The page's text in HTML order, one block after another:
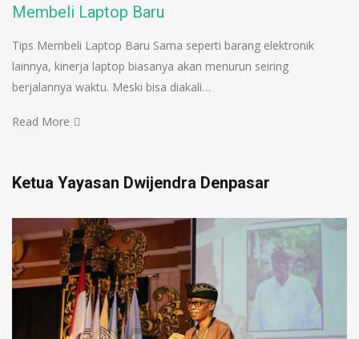
Membeli Laptop Baru
Tips Membeli Laptop Baru Sama seperti barang elektronik
lainnya, kinerja laptop biasanya akan menurun seiring
berjalannya waktu. Meski bisa diakali…
Read More
Ketua Yayasan Dwijendra Denpasar